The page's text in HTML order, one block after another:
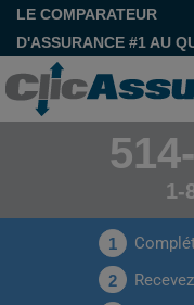
LE COMPARATEUR
D'ASSURANCE #1 AU
1-
1
2